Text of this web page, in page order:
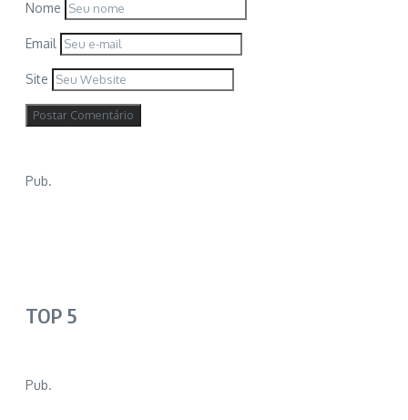
Nome
Email
Site
Pub.
TOP 5
Pub.